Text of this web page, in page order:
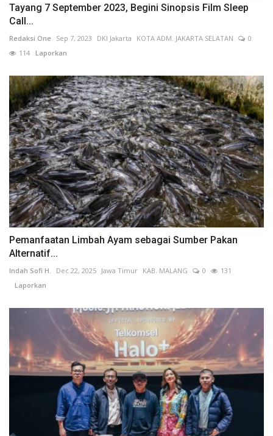
Tayang 7 September 2023, Begini Sinopsis Film Sleep
Call...
Redaksi One Sep 7, 2023 DKI Jakarta KOTA ADM. JAKARTA SELATAN
0
114 Laporkan
Pemanfaatan Limbah Ayam sebagai Sumber Pakan
Alternatif...
Indah Sofi H. Dec 22, 2025 Jawa Timur KAB. MALANG 0
131
Laporkan